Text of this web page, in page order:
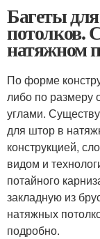
Багеты
потолков.
натяжном
По форме
либо по размеру
углами.
для штор в
конструкцией,
видом и
потайного
закладную из
натяжных
подробно.